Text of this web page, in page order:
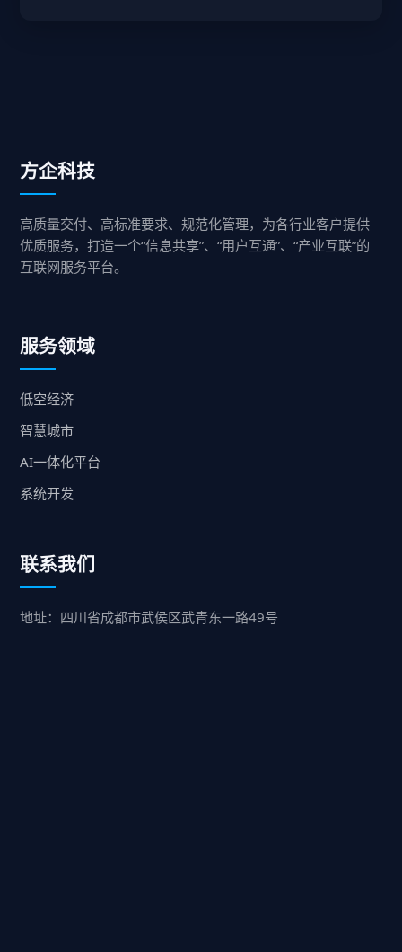
方企科技
高质量交付、高标准要求、规范化管理，为各行业客户提供
优质服务，打造一个“信息共享”、“用户互通”、“产业互联”的
互联网服务平台。
服务领域
低空经济
智慧城市
AI一体化平台
系统开发
联系我们
地址：四川省成都市武侯区武青东一路49号